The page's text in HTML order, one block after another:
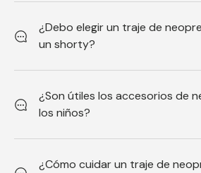
¿Debo elegir un traje de
un shorty?
¿Son útiles los accesorios de
los niños?
¿Cómo cuidar un traje de